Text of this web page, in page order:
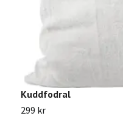
Kuddfodral
299 kr